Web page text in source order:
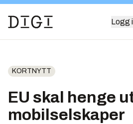
Logg
KORTNYTT
EU skal henge
mobilselskaper